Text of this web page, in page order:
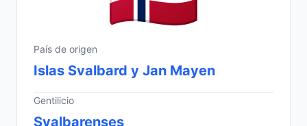
País de origen
Islas Svalbard y Jan Mayen
Gentilicio
Svalbarenses